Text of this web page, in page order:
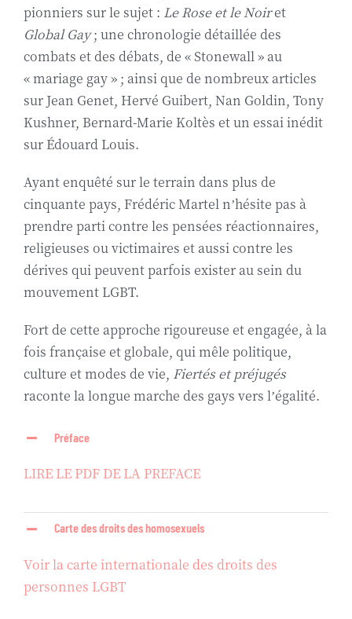
pionniers sur le sujet : Le Rose et le Noiret
Global Gay; une chronologie détaillée des
combats et des débats, de « Stonewall » au
« mariage gay » ; ainsi que de nombreux articles
sur Jean Genet, Hervé Guibert, Nan Goldin, Tony
Kushner, Bernard-Marie Koltès et un essai inédit
sur Édouard Louis.
Ayant enquêté sur le terrain dans plus de
cinquante pays, Frédéric Martel n’hésite pas à
prendre parti contre les pensées réactionnaires,
religieuses ou victimaires et aussi contre les
dérives qui peuvent parfois exister au sein du
mouvement LGBT.
Fort de cette approche rigoureuse et engagée, à la
fois française et globale, qui mêle politique,
culture et modes de vie, Fiertés et préjugés
raconte la longue marche des gays vers l’égalité.
Préface
LIRE LE PDF DE LA PREFACE
Carte des droits des homosexuels
Voir la carte internationale des droits des
personnes LGBT